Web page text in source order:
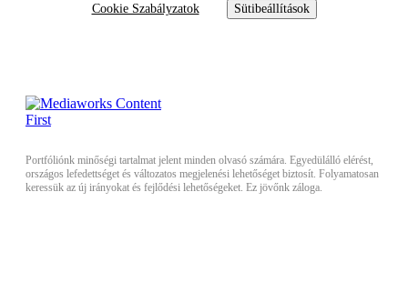
Cookie Szabályzatok Sütibeállítások
Portfóliónk minőségi tartalmat jelent minden olvasó számára. Egyedülálló elérést,
országos lefedettséget és változatos megjelenési lehetőséget biztosít. Folyamatosan
keressük az új irányokat és fejlődési lehetőségeket. Ez jövőnk záloga.